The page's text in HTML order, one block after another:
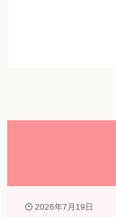
2026年7月19日